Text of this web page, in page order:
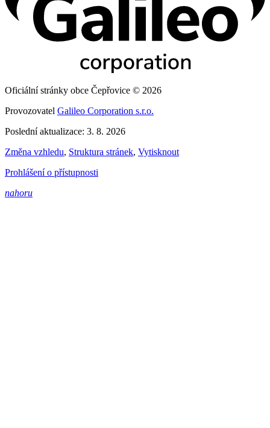
Oficiální stránky obce Čepřovice © 2026
Provozovatel Galileo Corporation s.r.o.
Poslední aktualizace: 3. 8. 2026
Změna vzhledu, Struktura stránek, Vytisknout
Prohlášení o přístupnosti
nahoru